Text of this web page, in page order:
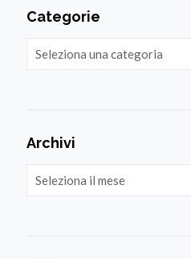
Categorie
Archivi